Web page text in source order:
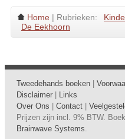
Home | Rubrieken:
De Eekhoorn
Tweedehands boeken
Disclaimer
Links
Over Ons
Contact
Prijzen zijn incl. 9% BTW.
Brainwave Systems.